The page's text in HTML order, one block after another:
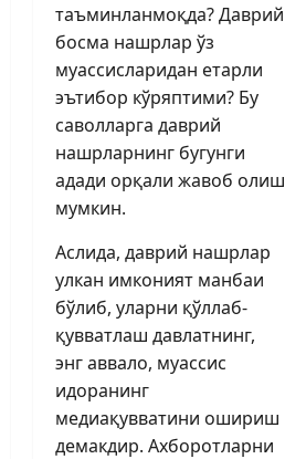
таъминланмоқда? Даврий
босма нашрлар ўз
муассисларидан етарли
эътибор кўряптими? Бу
саволларга даврий
нашрларнинг бугунги
адади орқали жавоб олиш
мумкин.
Аслида, даврий нашрлар
улкан имконият манбаи
бўлиб, уларни қўллаб-
қувватлаш давлатнинг,
энг аввало, муассис
идоранинг
медиақувватини ошириш
демакдир. Ахборотларни